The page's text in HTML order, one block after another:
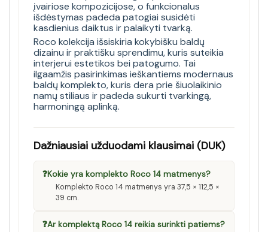
įvairiose kompozicijose, o funkcionalus
išdėstymas padeda patogiai susidėti
kasdienius daiktus ir palaikyti tvarką.
Roco kolekcija išsiskiria kokybišku baldų
dizainu ir praktišku sprendimu, kuris suteikia
interjerui estetikos bei patogumo. Tai
ilgaamžis pasirinkimas ieškantiems modernaus
baldų komplekto, kuris dera prie šiuolaikinio
namų stiliaus ir padeda sukurti tvarkingą,
harmoningą aplinką.
Dažniausiai užduodami klausimai (DUK)
❓Kokie yra komplekto Roco 14 matmenys?
Komplekto Roco 14 matmenys yra 37,5 × 112,5 ×
39 cm.
❓Ar komplektą Roco 14 reikia surinkti patiems?